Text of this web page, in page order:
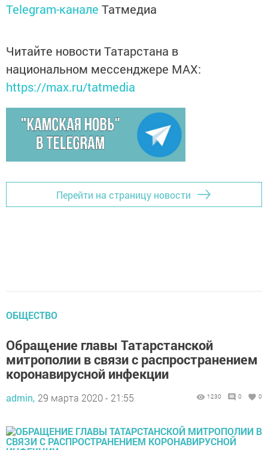
Telegram-канале Татмедиа
Читайте новости Татарстана в
национальном мессенджере MАХ:
https://max.ru/tatmedia
Перейти на страницу новости
ОБЩЕСТВО
Обращение главы Татарстанской
митрополии в связи с распространением
коронавирусной инфекции
admin, 29 марта 2020 - 21:55 1230 0 0